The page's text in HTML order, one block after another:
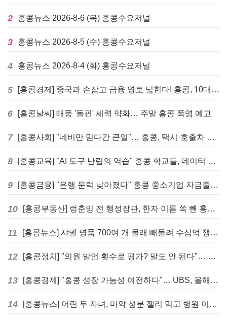
2 홍콩뉴스 2026-8-6 (목) 홍콩수요저널
3 홍콩뉴스 2026-8-5 (수) 홍콩수요저널
4 홍콩뉴스 2026-8-4 (화) 홍콩수요저널
5 [홍콩경제] 중국과 손잡고 금융 영토 넓힌다! 홍콩, 10대 신규 정책 발표
6 [홍콩날씨] 태풍 '돌핀' 세력 약화… 주말 홍콩 폭염 예고
7 [홍콩사회] "네비만 믿다간 큰일"… 홍콩, 택시·호출차 통합 시험 도입하며 규제 본격화
8 [홍콩교육] "AI 도구 난립의 역습" 홍콩 학교들, 데이터 고립에 교육 효과 평가 비상
9 [홍콩금융] "은행 문턱 낮아졌다" 홍콩 중소기업 자금줄 숨통 트이나… HKMA "2분기 신용 조건 안정적"
10 [홍콩부동산] 렁춘잉 전 행정장관, 한자 이름 쏙 뺀 홍콩 고급 아파트 단지들에 쓴소리
11 [홍콩뉴스] 샤넬 명품 700여 개 몰래 빼돌려 수십억 챙긴 직원 4년~7년형 선고
12 [홍콩정치] "의원 발언 횟수로 평가? 말도 안 된다"… 홍콩 입법회 의장의 일침
13 [홍콩경제] "홍콩 성장 가능성 여전하다"… UBS, 올해 홍콩 GDP 성장률 전망치 4.5%로 대폭 상향
14 [홍콩뉴스] 어린 두 자녀, 마약 성분 젤리 먹고 병원 이송… 어머니와 친척 체포